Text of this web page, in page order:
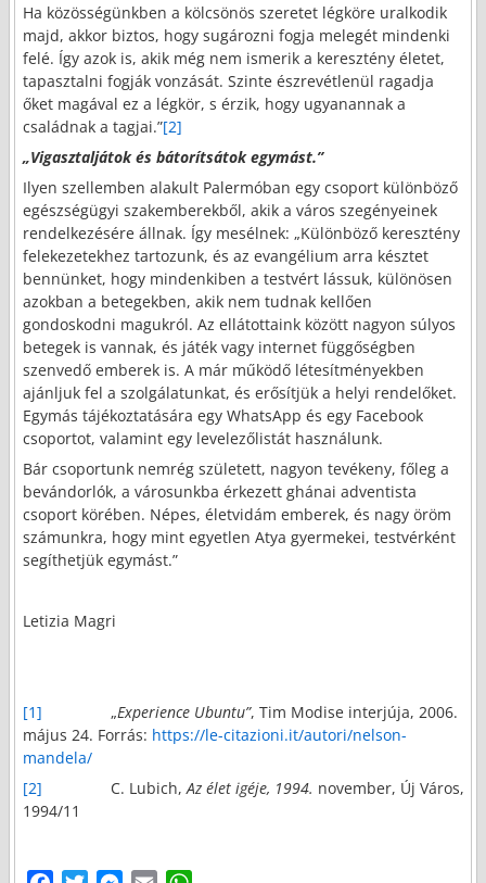
Ha közösségünkben a kölcsönös szeretet légköre uralkodik
majd, akkor biztos, hogy sugározni fogja melegét mindenki
felé. Így azok is, akik még nem ismerik a keresztény életet,
tapasztalni fogják vonzását. Szinte észrevétlenül ragadja
őket magával ez a légkör, s érzik, hogy ugyanannak a
családnak a tagjai.”[2]
„Vigasztaljátok és bátorítsátok egymást.”
Ilyen szellemben alakult Palermóban egy csoport különböző
egészségügyi szakemberekből, akik a város szegényeinek
rendelkezésére állnak. Így mesélnek: „Különböző keresztény
felekezetekhez tartozunk, és az evangélium arra késztet
bennünket, hogy mindenkiben a testvért lássuk, különösen
azokban a betegekben, akik nem tudnak kellően
gondoskodni magukról. Az ellátottaink között nagyon súlyos
betegek is vannak, és játék vagy internet függőségben
szenvedő emberek is. A már működő létesítményekben
ajánljuk fel a szolgálatunkat, és erősítjük a helyi rendelőket.
Egymás tájékoztatására egy WhatsApp és egy Facebook
csoportot, valamint egy levelezőlistát használunk.
Bár csoportunk nemrég született, nagyon tevékeny, főleg a
bevándorlók, a városunkba érkezett ghánai adventista
csoport körében. Népes, életvidám emberek, és nagy öröm
számunkra, hogy mint egyetlen Atya gyermekei, testvérként
segíthetjük egymást.”
Letizia Magri
[1] „Experience Ubuntu”, Tim Modise interjúja, 2006.
május 24. Forrás: https://le-citazioni.it/autori/nelson-
mandela/
[2]
C. Lubich, Az élet igéje, 1994. november, Új Város,
1994/11